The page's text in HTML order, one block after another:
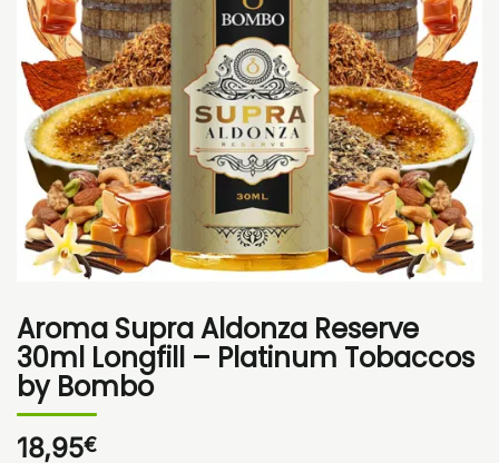
Aroma Supra Aldonza Reserve
30ml Longfill – Platinum Tobaccos
by Bombo
18,95€